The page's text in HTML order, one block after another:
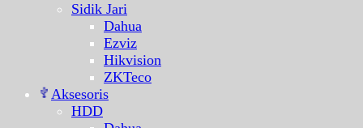
Sidik Jari
Dahua
Ezviz
Hikvision
ZKTeco
Aksesoris
HDD